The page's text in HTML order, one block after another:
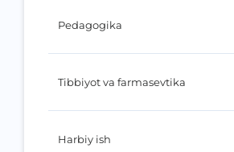
Pedagogika
Tibbiyot va farmasevtika
Harbiy ish